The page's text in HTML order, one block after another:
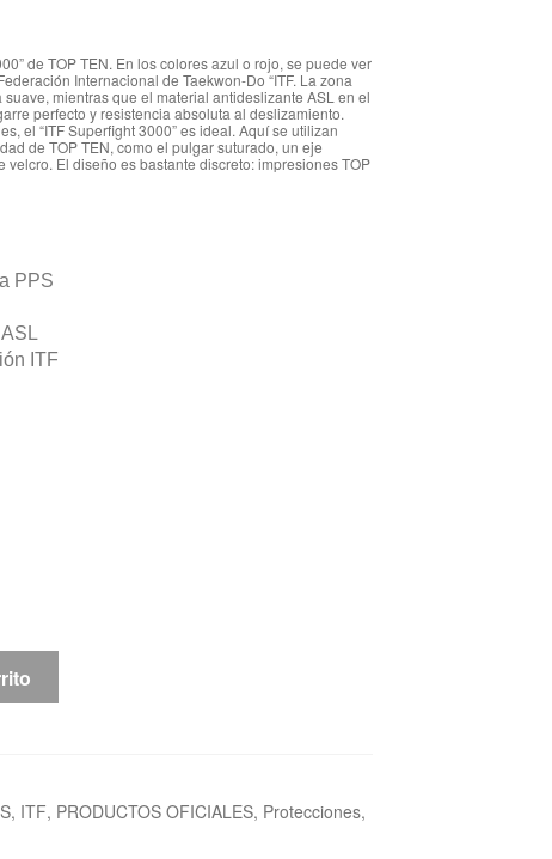
de TOP TEN. En los colores azul o rojo, se puede ver
Internacional de Taekwon-Do “ITF. La zona
mientras que el material antideslizante ASL en el
perfecto y resistencia absoluta al deslizamiento.
el “ITF Superfight 3000” es ideal. Aquí se utilizan
de TOP TEN, como el pulgar suturado, un eje
El diseño es bastante discreto: impresiones TOP
PPS
ITF
, ITF, PRODUCTOS OFICIALES, Protecciones,